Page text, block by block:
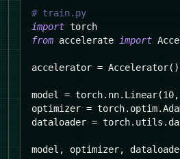
# train.py
import torch
from accelerate import
accelerator = Accelerator( )
model = torch. nn. Linear(10,
optimizer = torch. optim.
dataloader = torch. utils .
model , optimizer,